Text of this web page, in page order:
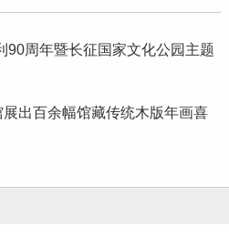
90周年暨长征国家文化公园主题
出百余幅馆藏传统木版年画喜